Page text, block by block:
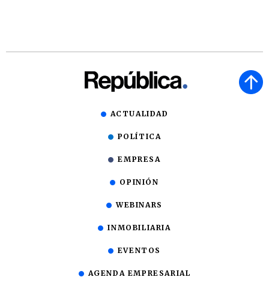
ACTUALIDAD
POLÍTICA
EMPRESA
OPINIÓN
WEBINARS
INMOBILIARIA
EVENTOS
AGENDA EMPRESARIAL